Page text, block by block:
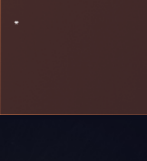
*